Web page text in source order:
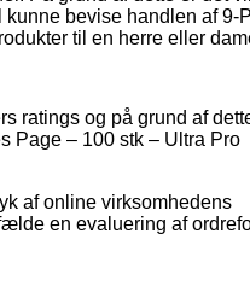
bevise handlen af 9-
til en herre eller
ratings og på grund af
Page – 100 stk – Ultra Pro
af online virksomhedens
en evaluering af